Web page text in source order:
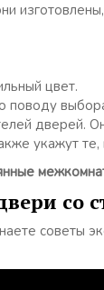
изготовлены,
цвет.
поводу
дверей.
укажут
со
советы